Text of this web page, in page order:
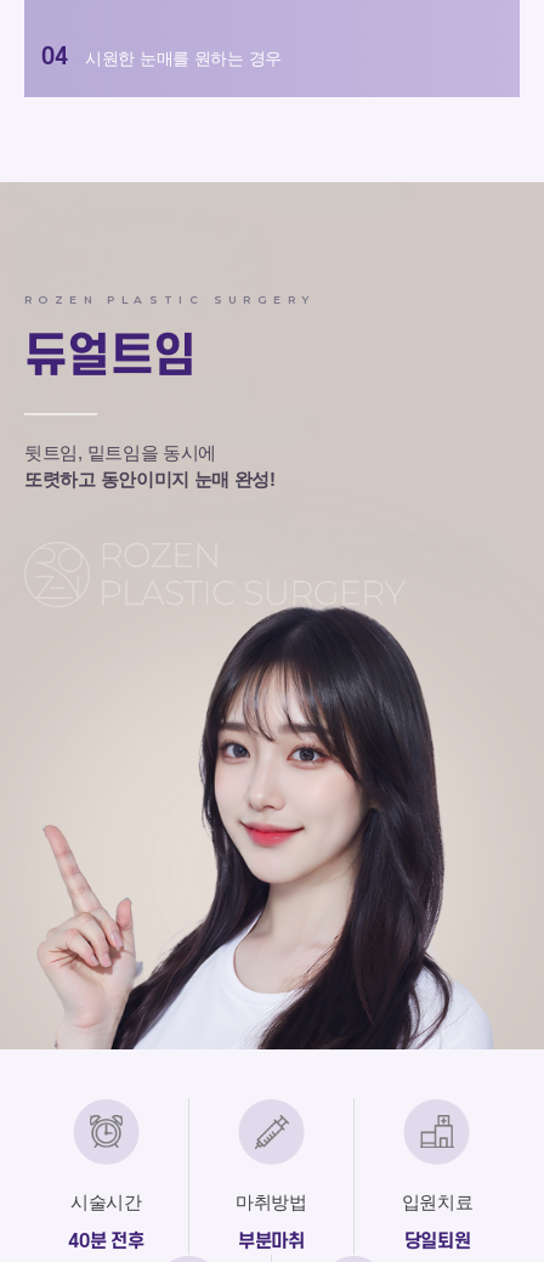
시원한 눈매를 원하는 경우
ROZEN PLASTIC SURGERY
듀얼트임
뒷트임, 밑트임을 동시에
또렷하고 동안이미지 눈매 완성!
시술시간
40분 전후
마취방법
부분마취
입원치료
당일퇴원